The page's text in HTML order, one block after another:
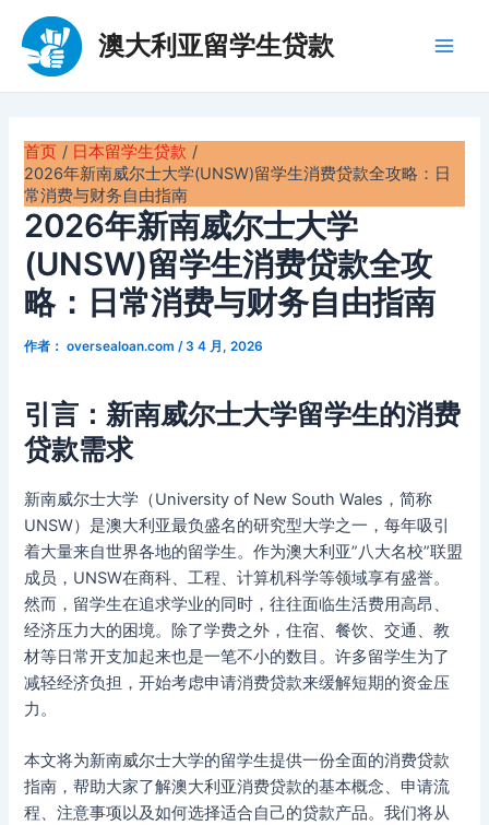
澳大利亚留学生贷款
首页
日本留学生贷款
2026年新南威尔士大学(UNSW)留学生消费贷款全攻略：日
常消费与财务自由指南
2026年新南威尔士大学
(UNSW)留学生消费贷款全攻
略：日常消费与财务自由指南
作者： oversealoan.com/3 4 月, 2026
引言：新南威尔士大学留学生的消费
贷款需求
新南威尔士大学（University of New South Wales，简称
UNSW）是澳大利亚最负盛名的研究型大学之一，每年吸引
着大量来自世界各地的留学生。作为澳大利亚”八大名校”联盟
成员，UNSW在商科、工程、计算机科学等领域享有盛誉。
然而，留学生在追求学业的同时，往往面临生活费用高昂、
经济压力大的困境。除了学费之外，住宿、餐饮、交通、教
材等日常开支加起来也是一笔不小的数目。许多留学生为了
减轻经济负担，开始考虑申请消费贷款来缓解短期的资金压
力。
本文将为新南威尔士大学的留学生提供一份全面的消费贷款
指南，帮助大家了解澳大利亚消费贷款的基本概念、申请流
程、注意事项以及如何选择适合自己的贷款产品。我们将从